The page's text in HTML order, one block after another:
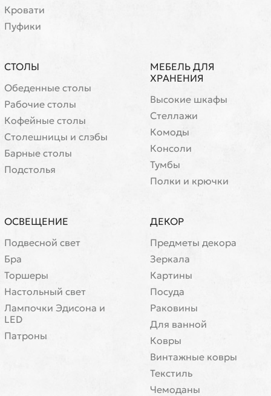
Кровати
Пуфики
СТОЛЫ
Обеденные столы
Рабочие столы
Кофейные столы
Cтолешницы и слэбы
Барные столы
Подстолья
МЕБЕЛЬ ДЛЯ
ХРАНЕНИЯ
Высокие шкафы
Стеллажи
Комоды
Консоли
Тумбы
Полки и крючки
ОСВЕЩЕНИЕ
Подвесной свет
Бра
Торшеры
Настольный свет
Лампочки Эдисона и
LED
Патроны
ДЕКОР
Предметы декора
Зеркала
Картины
Посуда
Раковины
Для ванной
Ковры
Винтажные ковры
Текстиль
Чемоданы